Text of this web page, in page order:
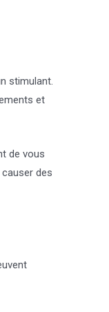
stimulant.
et
de vous
des